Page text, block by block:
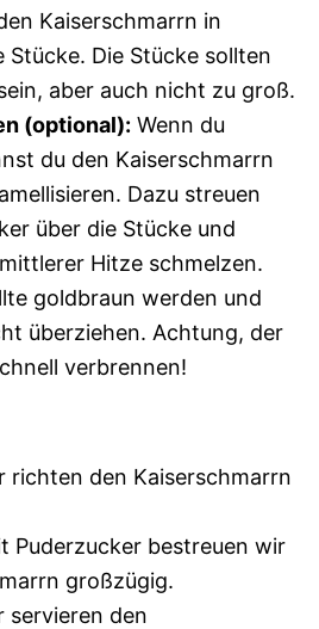
Kaiserschmarrn in
Stücke. Die Stücke sollten
aber auch nicht zu groß.
(optional): Wenn du
du den Kaiserschmarrn
Dazu streuen
über die Stücke und
Hitze schmelzen.
goldbraun werden und
überziehen. Achtung, der
verbrennen!
richten den Kaiserschmarrn
Puderzucker bestreuen wir
großzügig.
servieren den